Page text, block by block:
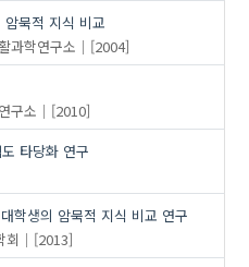
묵적 지식 비교
과학연구소
[2004]
구소
[2010]
타당화 연구
학생의 암묵적 지식 비교 연구
회
[2013]